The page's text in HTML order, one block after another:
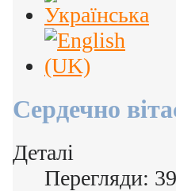
Сердечно
Деталі
Перегляди: